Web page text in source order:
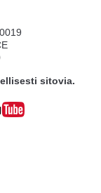
sitovia.